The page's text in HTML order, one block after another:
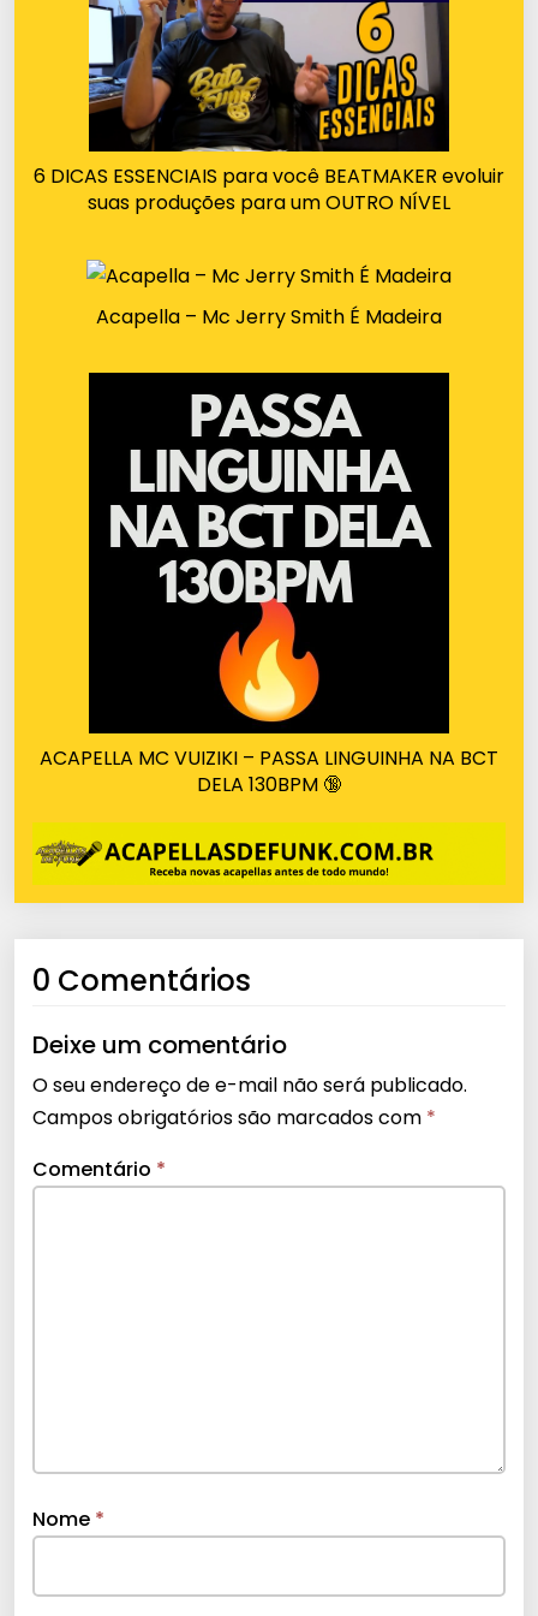
6 DICAS ESSENCIAIS para você BEATMAKER evoluir
suas produções para um OUTRO NÍVEL
Acapella – Mc Jerry Smith É Madeira
ACAPELLA MC VUIZIKI – PASSA LINGUINHA NA BCT
DELA 130BPM 🔞
0 Comentários
Deixe um comentário
O seu endereço de e-mail não será publicado.
Campos obrigatórios são marcados com *
Comentário *
Nome *